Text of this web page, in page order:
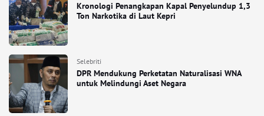
Kronologi Penangkapan Kapal Penyelundup 1,3
Ton Narkotika di Laut Kepri
Selebriti
DPR Mendukung Perketatan Naturalisasi WNA
untuk Melindungi Aset Negara